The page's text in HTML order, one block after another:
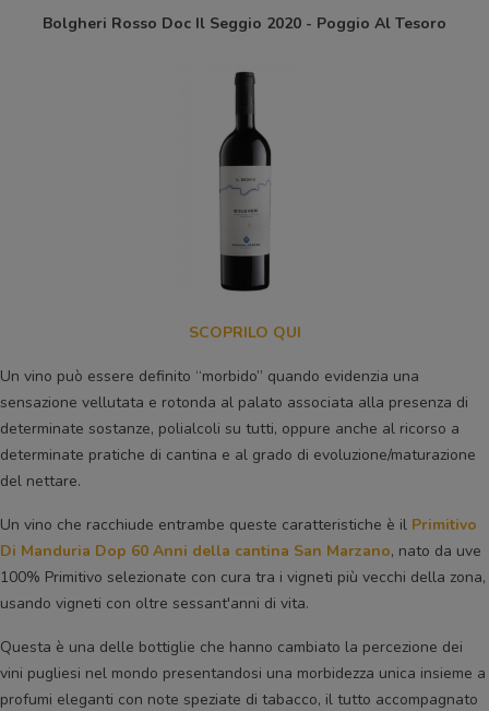
Bolgheri Rosso Doc Il Seggio 2020 - Poggio Al Tesoro
SCOPRILO QUI
Un vino può essere definito “morbido” quando evidenzia una
sensazione vellutata e rotonda al palato associata alla presenza di
determinate sostanze, polialcoli su tutti, oppure anche al ricorso a
determinate pratiche di cantina e al grado di evoluzione/maturazione
del nettare.
Un vino che racchiude entrambe queste caratteristiche è il Primitivo
Di Manduria Dop 60 Anni della cantina San Marzano, nato da uve
100% Primitivo selezionate con cura tra i vigneti più vecchi della zona,
usando vigneti con oltre sessant'anni di vita.
Questa è una delle bottiglie che hanno cambiato la percezione dei
vini pugliesi nel mondo presentandosi una morbidezza unica insieme a
profumi eleganti con note speziate di tabacco, il tutto accompagnato